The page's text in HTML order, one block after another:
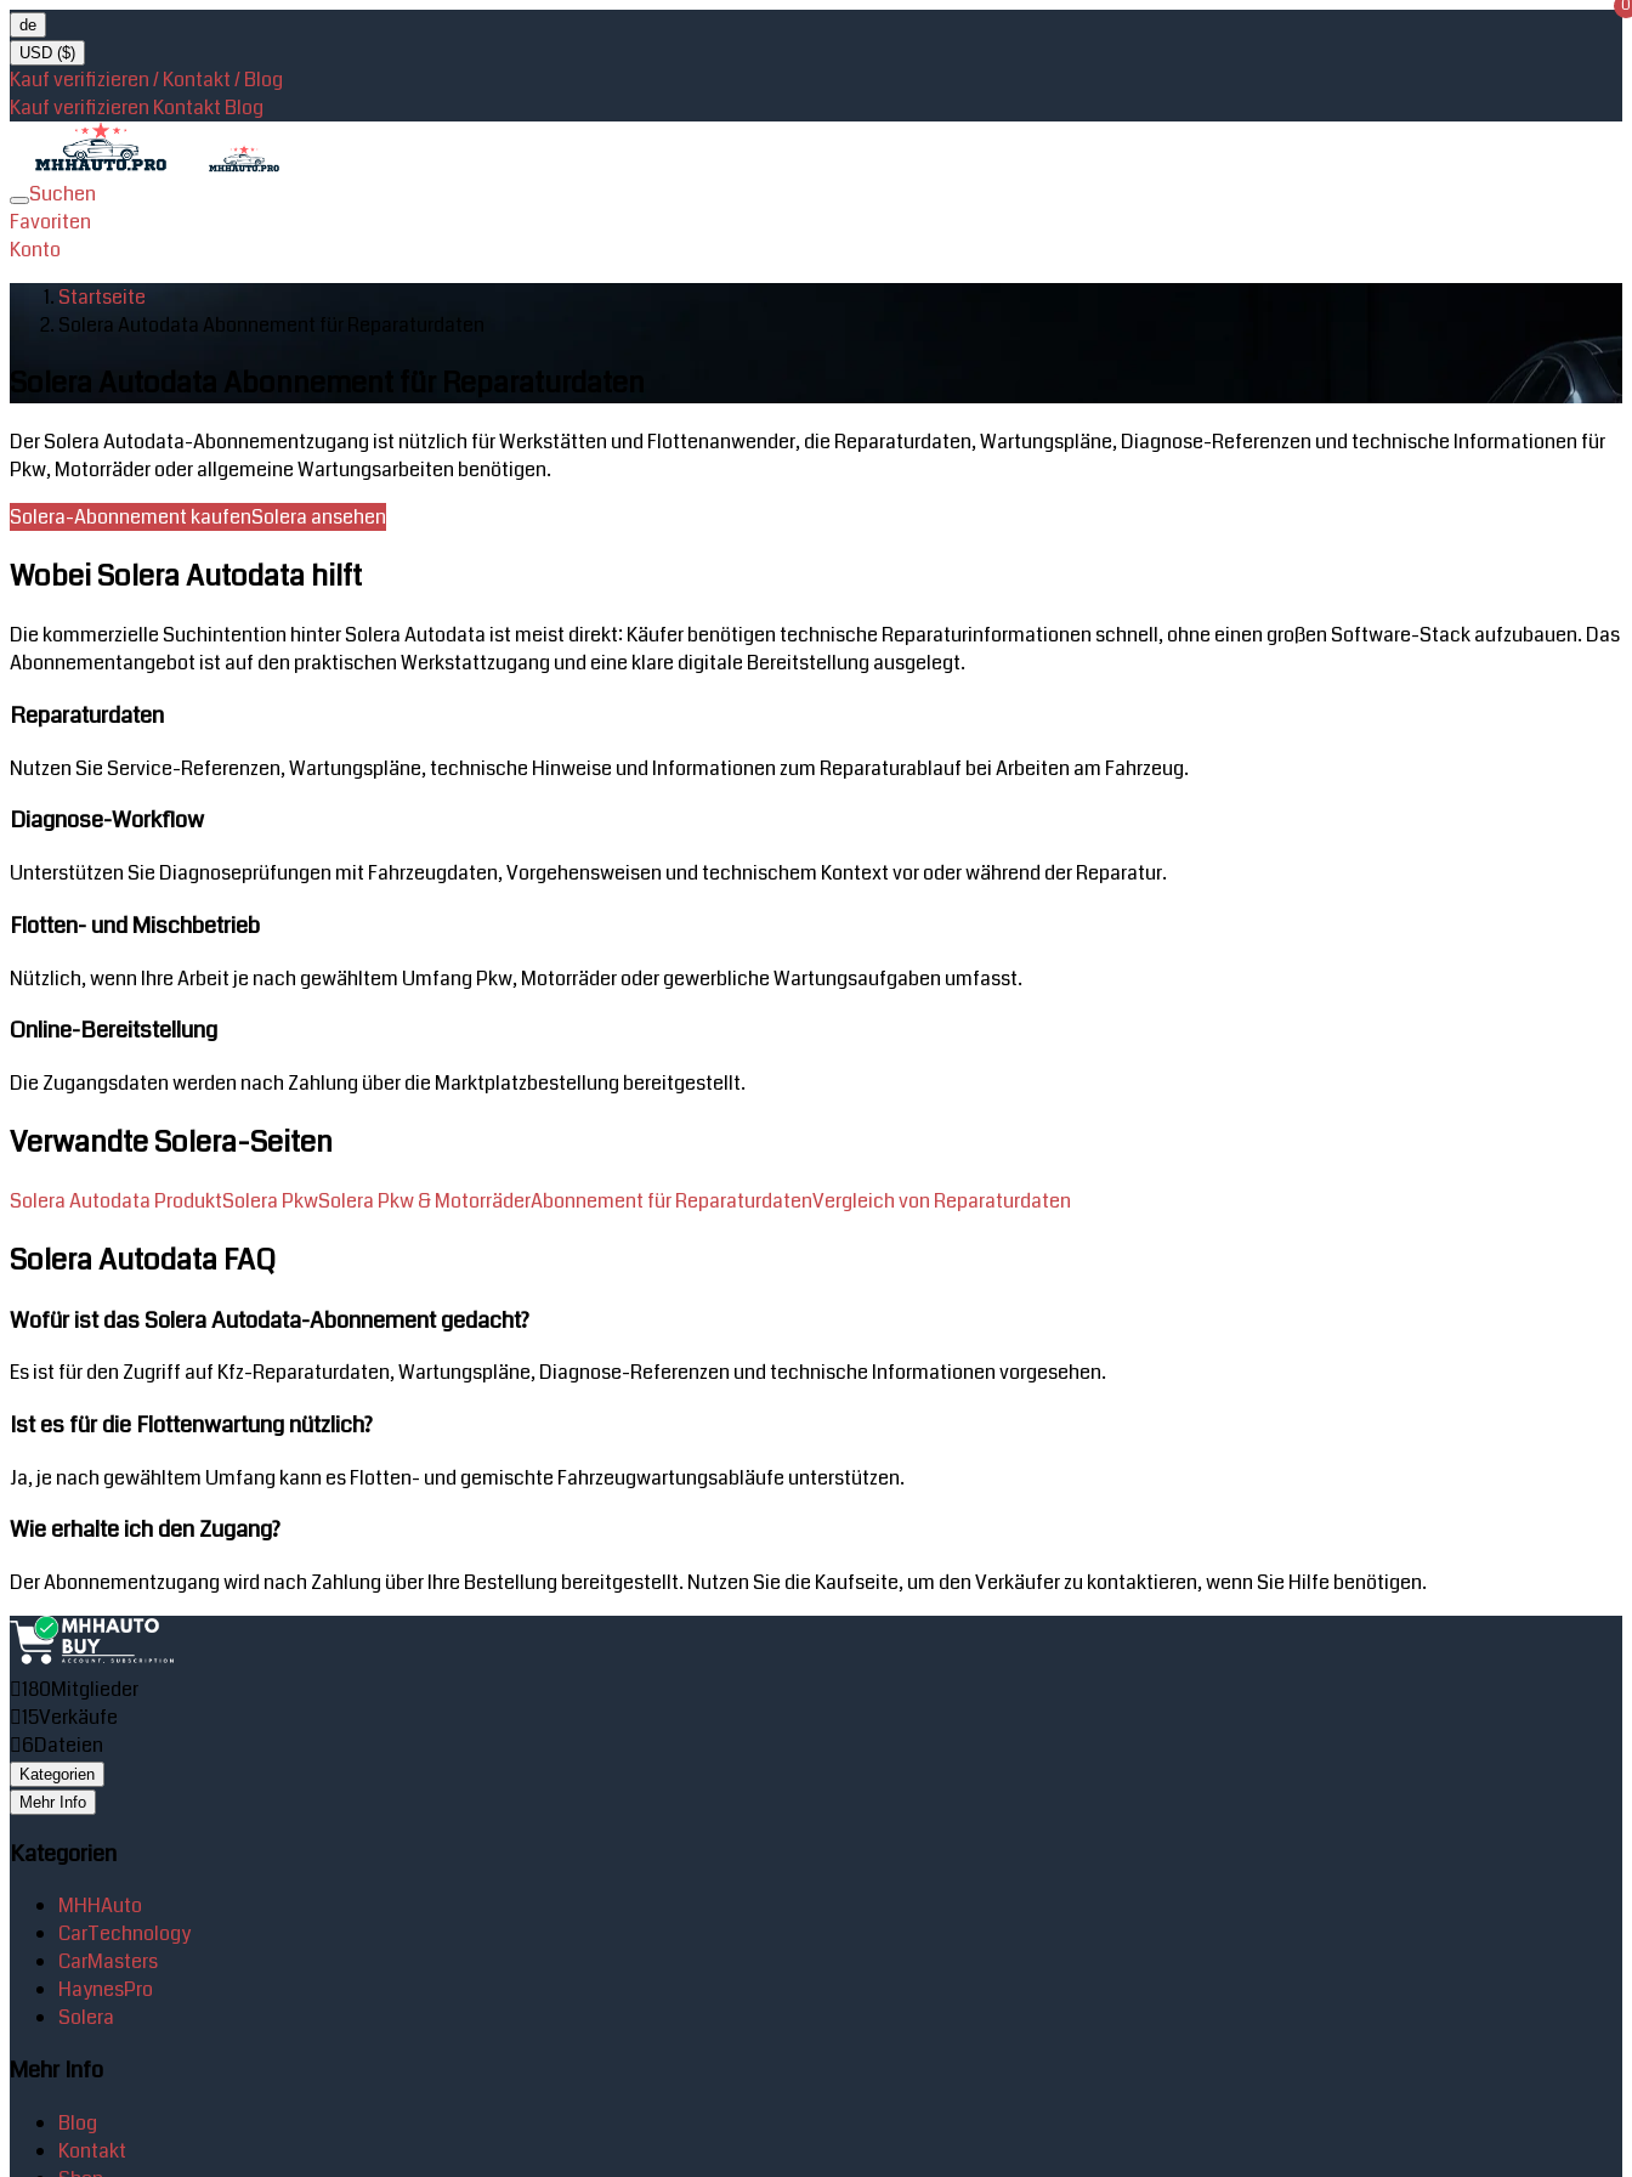
de
USD ($)
Kauf verifizieren / Kontakt / Blog
Kauf verifizieren Kontakt Blog
Toggle
navigation
Suchen
Favoriten
Konto
0
Startseite
Solera Autodata Abonnement für Reparaturdaten
Solera Autodata Abonnement für Reparaturdaten
Der Solera Autodata-Abonnementzugang ist nützlich für Werkstätten und Flottenanwender, die Reparaturdaten, Wartungspläne, Diagnose-Referenzen und technische Informationen für
Pkw, Motorräder oder allgemeine Wartungsarbeiten benötigen.
Solera-Abonnement kaufenSolera ansehen
Wobei Solera Autodata hilft
Die kommerzielle Suchintention hinter Solera Autodata ist meist direkt: Käufer benötigen technische Reparaturinformationen schnell, ohne einen großen Software-Stack aufzubauen. Das
Abonnementangebot ist auf den praktischen Werkstattzugang und eine klare digitale Bereitstellung ausgelegt.
Reparaturdaten
Nutzen Sie Service-Referenzen, Wartungspläne, technische Hinweise und Informationen zum Reparaturablauf bei Arbeiten am Fahrzeug.
Diagnose-Workflow
Unterstützen Sie Diagnoseprüfungen mit Fahrzeugdaten, Vorgehensweisen und technischem Kontext vor oder während der Reparatur.
Flotten- und Mischbetrieb
Nützlich, wenn Ihre Arbeit je nach gewähltem Umfang Pkw, Motorräder oder gewerbliche Wartungsaufgaben umfasst.
Online-Bereitstellung
Die Zugangsdaten werden nach Zahlung über die Marktplatzbestellung bereitgestellt.
Verwandte Solera-Seiten
Solera Autodata ProduktSolera PkwSolera Pkw & MotorräderAbonnement für ReparaturdatenVergleich von Reparaturdaten
Solera Autodata FAQ
Wofür ist das Solera Autodata-Abonnement gedacht?
Es ist für den Zugriff auf Kfz-Reparaturdaten, Wartungspläne, Diagnose-Referenzen und technische Informationen vorgesehen.
Ist es für die Flottenwartung nützlich?
Ja, je nach gewähltem Umfang kann es Flotten- und gemischte Fahrzeugwartungsabläufe unterstützen.
Wie erhalte ich den Zugang?
Der Abonnementzugang wird nach Zahlung über Ihre Bestellung bereitgestellt. Nutzen Sie die Kaufseite, um den Verkäufer zu kontaktieren, wenn Sie Hilfe benötigen.
180Mitglieder
15Verkäufe
6Dateien
Kategorien
Mehr Info
Kategorien
MHHAuto
CarTechnology
CarMasters
HaynesPro
Solera
Mehr Info
Blog
Kontakt